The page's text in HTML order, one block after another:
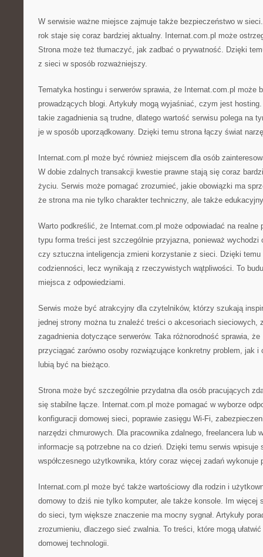
W serwisie ważne miejsce zajmuje także bezpieczeństwo w
rok staje się coraz bardziej aktualny. Internat.com.pl może
Strona może też tłumaczyć, jak zadbać o prywatność. Dzięki
z sieci w sposób rozważniejszy.
Tematyka hostingu i serwerów sprawia, że Internat.com.pl może
prowadzących blogi. Artykuły mogą wyjaśniać, czym jest
takie zagadnienia są trudne, dlatego wartość serwisu polega na
je w sposób uporządkowany. Dzięki temu strona łączy świat
Internat.com.pl może być również miejscem dla osób
W dobie zdalnych transakcji kwestie prawne stają się coraz
życiu. Serwis może pomagać zrozumieć, jakie obowiązki ma
że strona ma nie tylko charakter techniczny, ale także
Warto podkreślić, że Internat.com.pl może odpowiadać na realne
typu forma treści jest szczególnie przyjazna, ponieważ wychodzi
czy sztuczna inteligencja zmieni korzystanie z sieci. Dzięki temu
codzienności, lecz wynikają z rzeczywistych wątpliwości. To
miejsca z odpowiedziami.
Serwis może być atrakcyjny dla czytelników, którzy szukają
jednej strony można tu znaleźć treści o akcesoriach sieciowych,
zagadnienia dotyczące serwerów. Taka różnorodność sprawia,
przyciągać zarówno osoby rozwiązujące konkretny problem, jak
lubią być na bieżąco.
Strona może być szczególnie przydatna dla osób pracujących
się stabilne łącze. Internat.com.pl może pomagać w wyborze
konfiguracji domowej sieci, poprawie zasięgu Wi-Fi,
narzędzi chmurowych. Dla pracownika zdalnego, freelancera lub
informacje są potrzebne na co dzień. Dzięki temu serwis wpisuje
współczesnego użytkownika, który coraz więcej zadań wykonuje
Internat.com.pl może być także wartościowy dla rodzin i
domowy to dziś nie tylko komputer, ale także konsole. Im więcej
do sieci, tym większe znaczenie ma mocny sygnał. Artykuły
zrozumieniu, dlaczego sieć zwalnia. To treści, które mogą
domowej technologii.